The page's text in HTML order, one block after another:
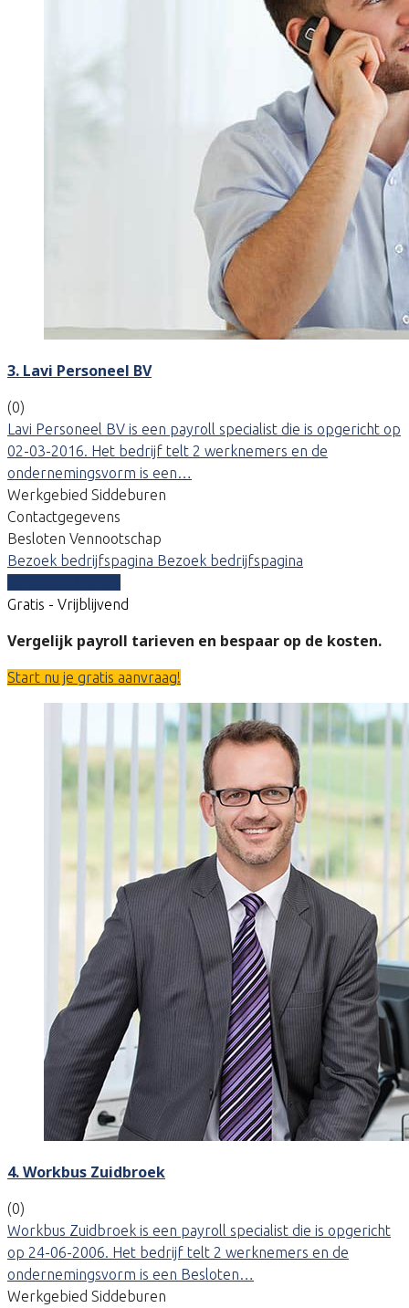
3. Lavi Personeel BV
(0)
Lavi Personeel BV is een payroll specialist die is opgericht op
02-03-2016. Het bedrijf telt 2 werknemers en de
ondernemingsvorm is een…
Werkgebied Siddeburen
Contactgegevens
Besloten Vennootschap
Bezoek bedrijfspagina Bezoek bedrijfspagina
Gratis - Vrijblijvend
Vergelijk payroll tarieven en bespaar op de kosten.
Start nu je gratis aanvraag!
4. Workbus Zuidbroek
(0)
Workbus Zuidbroek is een payroll specialist die is opgericht
op 24-06-2006. Het bedrijf telt 2 werknemers en de
ondernemingsvorm is een Besloten…
Werkgebied Siddeburen